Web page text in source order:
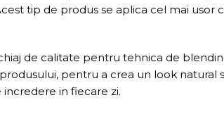
tip de produs se aplica cel mai
de calitate pentru tehnica de
pentru a crea un look
in fiecare zi.